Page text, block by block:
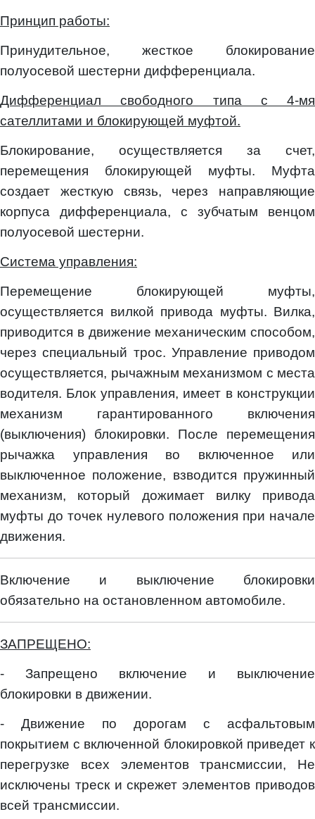
Принцип работы:
Принудительное, жесткое блокирование
полуосевой шестерни дифференциала.
Дифференциал свободного типа с 4-мя
сателлитами и блокирующей муфтой.
Блокирование, осуществляется за счет,
перемещения блокирующей муфты. Муфта
создает жесткую связь, через направляющие
корпуса дифференциала, с зубчатым венцом
полуосевой шестерни.
Система управления:
Перемещение блокирующей муфты,
осуществляется вилкой привода муфты. Вилка,
приводится в движение механическим способом,
через специальный трос. Управление приводом
осуществляется, рычажным механизмом с места
водителя. Блок управления, имеет в конструкции
механизм гарантированного включения
(выключения) блокировки. После перемещения
рычажка управления во включенное или
выключенное положение, взводится пружинный
механизм, который дожимает вилку привода
муфты до точек нулевого положения при начале
движения.
Включение и выключение блокировки
обязательно на остановленном автомобиле.
ЗАПРЕЩЕНО:
- Запрещено включение и выключение
блокировки в движении.
- Движение по дорогам с асфальтовым
покрытием с включенной блокировкой приведет к
перегрузке всех элементов трансмиссии, Не
исключены треск и скрежет элементов приводов
всей трансмиссии.